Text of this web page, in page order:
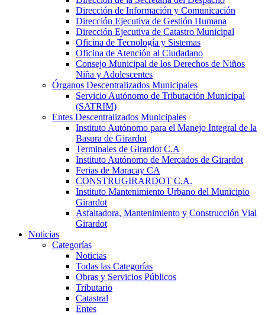
Dirección de Información y Comunicación
Dirección Ejecutiva de Gestión Humana
Dirección Ejecutiva de Catastro Municipal
Oficina de Tecnología y Sistemas
Oficina de Atención al Ciudadano
Consejo Municipal de los Derechos de Niños
Niña y Adolescentes
Órganos Descentralizados Municipales
Servicio Autónomo de Tributación Municipal
(SATRIM)
Entes Descentralizados Municipales
Instituto Autónomo para el Manejo Integral de la
Basura de Girardot
Terminales de Girardot C.A
Instituto Autónomo de Mercados de Girardot
Ferias de Maracay CA
CONSTRUGIRARDOT C.A.
Instituto Mantenimiento Urbano del Municipio
Girardot
Asfaltadora, Mantenimiento y Construcción Vial
Girardot
Noticias
Categorías
Noticias
Todas las Categorías
Obras y Servicios Públicos
Tributario
Catastral
Entes